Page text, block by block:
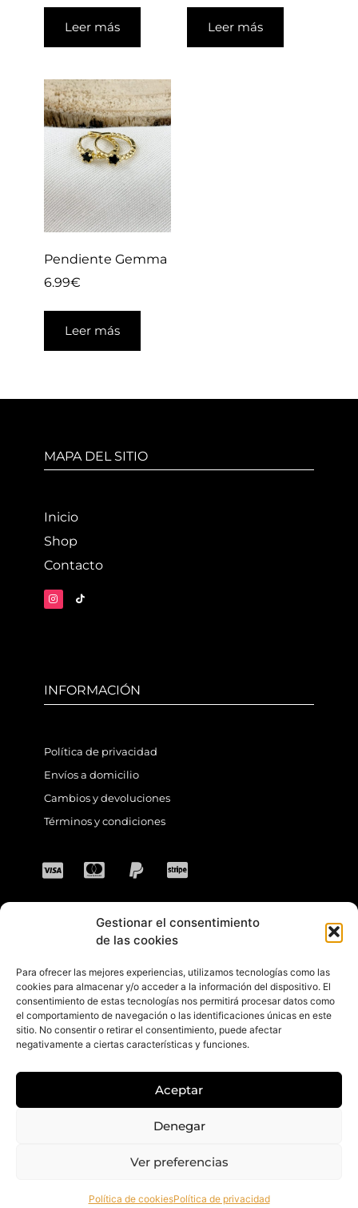
Gestionar el consentimiento
de las cookies
Para ofrecer las mejores experiencias, utilizamos tecnologías como las
cookies para almacenar y/o acceder a la información del dispositivo. El
consentimiento de estas tecnologías nos permitirá procesar datos como
el comportamiento de navegación o las identificaciones únicas en este
sitio. No consentir o retirar el consentimiento, puede afectar
negativamente a ciertas características y funciones.
Aceptar
Denegar
Ver preferencias
Política de cookiesPolítica de privacidad
Leer más Leer más
Pendiente Gemma
6.99€
Leer más
MAPA DEL SITIO
Inicio
Shop
Contacto
INFORMACIÓN
Política de privacidad
Envíos a domicilio
Cambios y devoluciones
Términos y condiciones
CONTACTO
Dirección: C. Sta. María Magdalena, 14,
41701 Dos Hermanas, Sevilla, España
Teléfono +34 694 46 69 91
hs y 17:30 a 20:30 hs. Sábados de 10:30 a
E-mail: contacto@gretacloset.com
© 2026 Greta Closet. Todos los derechos están reservados.